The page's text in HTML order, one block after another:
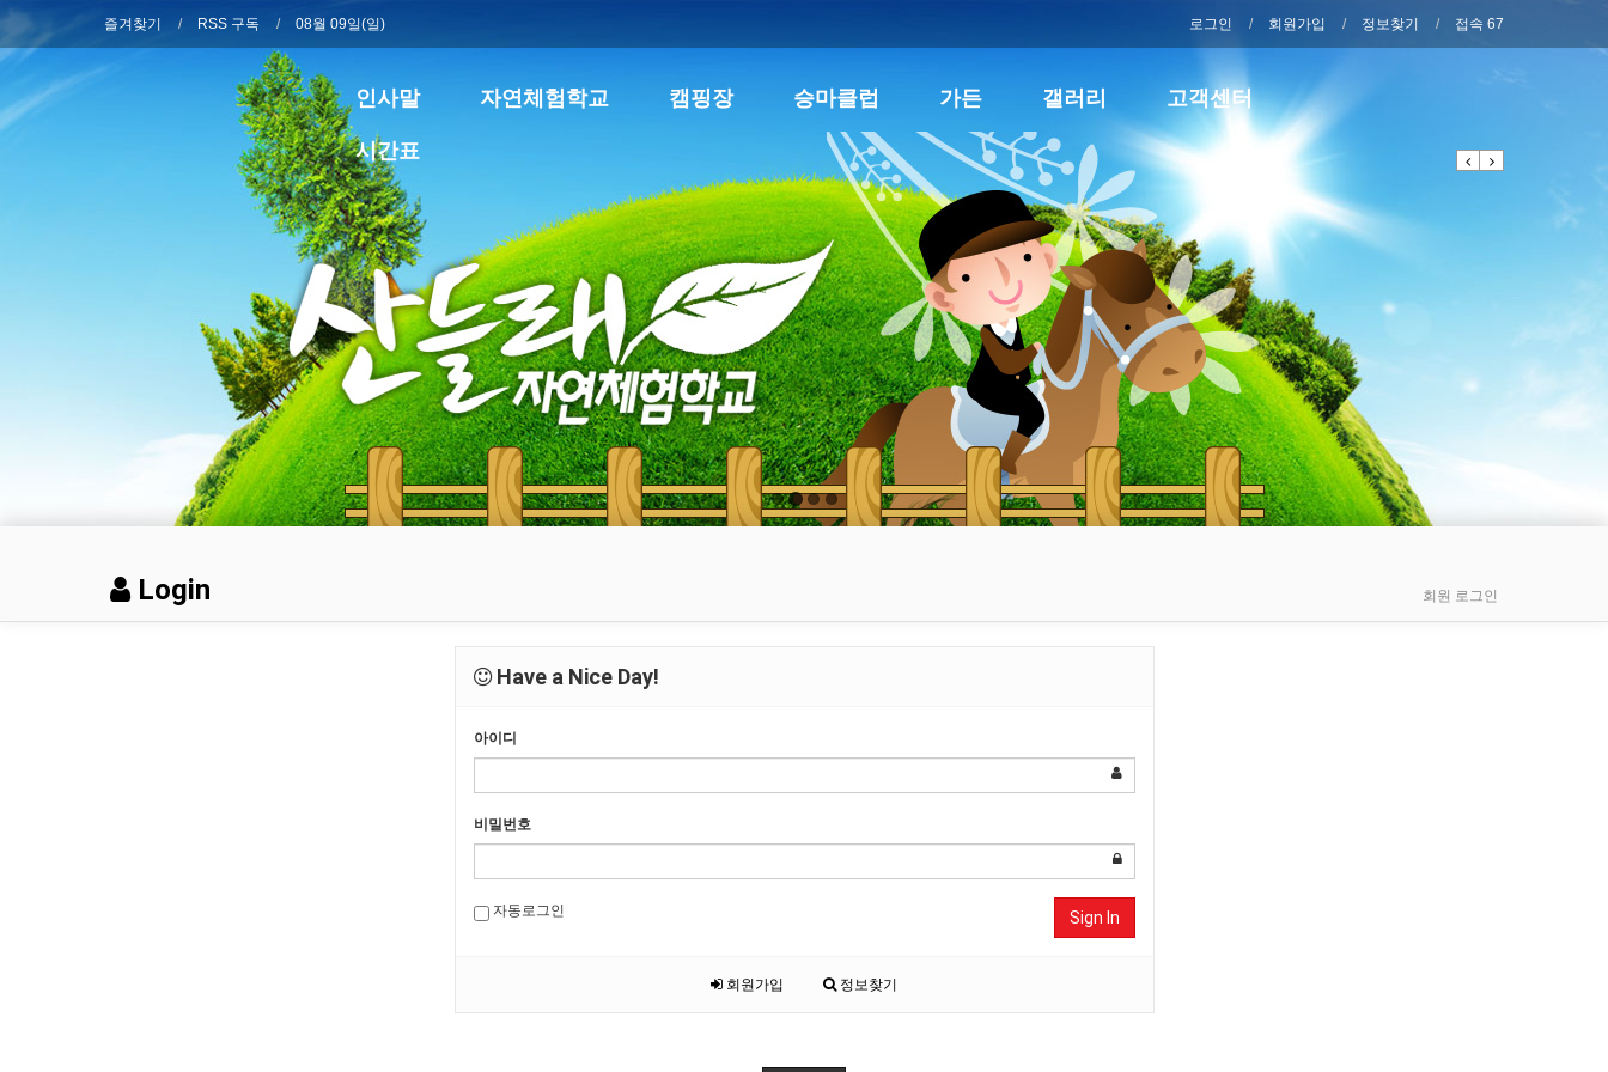
즐겨찾기 RSS 구독 08월 09일(일) 로그인 회원가입 정보찾기 접속 67
인사말 자연체험학교 캠핑장 승마클럽 가든 갤러리 고객센터
시간표 Previous
Next
Login 회원 로그인
Have a Nice Day!
아이디
비밀번호
자동로그인 Sign In
회원가입 정보찾기